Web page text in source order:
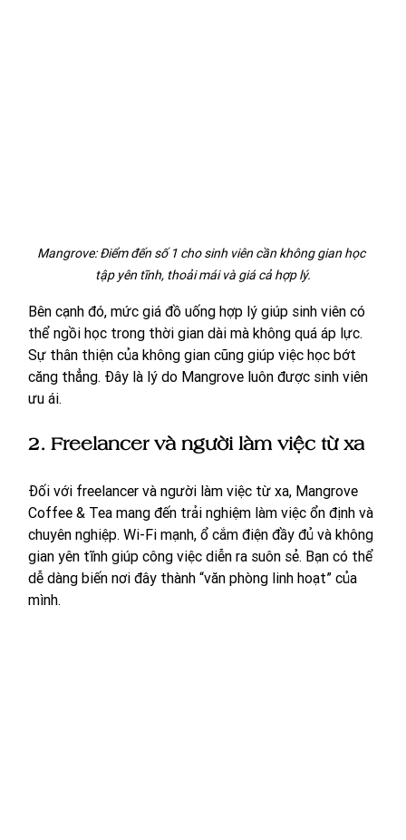
Mangrove: Điểm đến số 1 cho sinh viên cần không gian học
tập yên tĩnh, thoải mái và giá cả hợp lý.
Bên cạnh đó, mức giá đồ uống hợp lý giúp sinh viên có
thể ngồi học trong thời gian dài mà không quá áp lực.
Sự thân thiện của không gian cũng giúp việc học bớt
căng thẳng. Đây là lý do Mangrove luôn được sinh viên
ưu ái.
2. Freelancer và người làm việc từ xa
Đối với freelancer và người làm việc từ xa, Mangrove
Coffee & Tea mang đến trải nghiệm làm việc ổn định và
chuyên nghiệp. Wi-Fi mạnh, ổ cắm điện đầy đủ và không
gian yên tĩnh giúp công việc diễn ra suôn sẻ. Bạn có thể
dễ dàng biến nơi đây thành “văn phòng linh hoạt” của
mình.